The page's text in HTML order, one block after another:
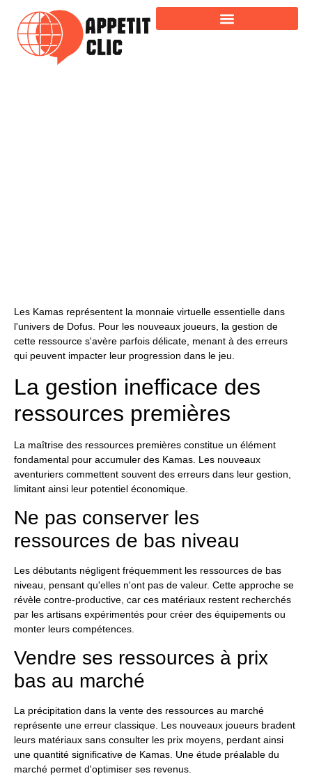
Les Kamas représentent la monnaie virtuelle essentielle dans
l'univers de Dofus. Pour les nouveaux joueurs, la gestion de
cette ressource s'avère parfois délicate, menant à des erreurs
qui peuvent impacter leur progression dans le jeu.
La gestion inefficace des
ressources premières
La maîtrise des ressources premières constitue un élément
fondamental pour accumuler des Kamas. Les nouveaux
aventuriers commettent souvent des erreurs dans leur gestion,
limitant ainsi leur potentiel économique.
Ne pas conserver les
ressources de bas niveau
Les débutants négligent fréquemment les ressources de bas
niveau, pensant qu'elles n'ont pas de valeur. Cette approche se
révèle contre-productive, car ces matériaux restent recherchés
par les artisans expérimentés pour créer des équipements ou
monter leurs compétences.
Vendre ses ressources à prix
bas au marché
La précipitation dans la vente des ressources au marché
représente une erreur classique. Les nouveaux joueurs bradent
leurs matériaux sans consulter les prix moyens, perdant ainsi
une quantité significative de Kamas. Une étude préalable du
marché permet d'optimiser ses revenus.